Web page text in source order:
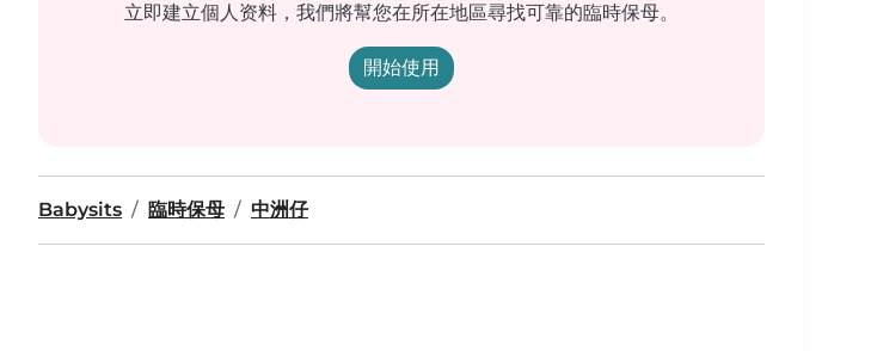
立即建立個人资料，我們將幫您在所在地區尋找可靠的臨時保母。
開始使用
Babysits 臨時保母 中洲仔